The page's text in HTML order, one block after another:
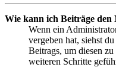
Wie kann ich Beiträge den
Wenn ein
vergeben hat, siehst
Beitrags, um diesen
weiteren Schritte